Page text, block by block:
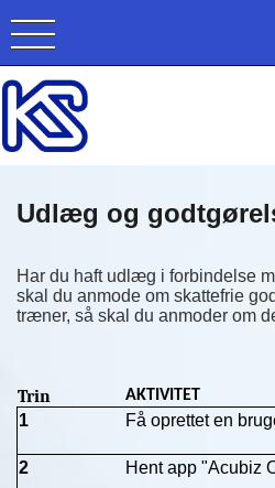
Udlæg og
Har du haft udlæg i forbindelse
skal du anmode om skattefrie
træner, så skal du anmoder om
Trin AKTIVITET
1 Få oprettet en
2 Hent app "Acubiz